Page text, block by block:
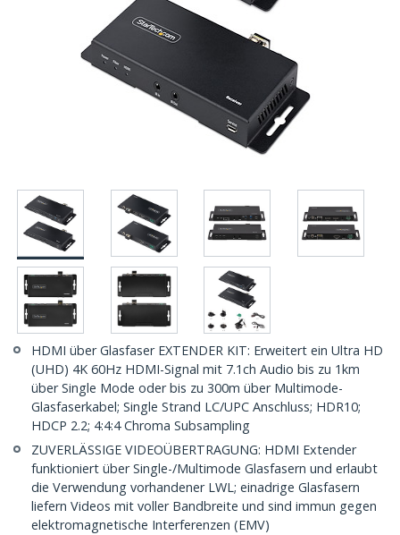
HDMI über Glasfaser EXTENDER KIT: Erweitert ein Ultra HD
(UHD) 4K 60Hz HDMI-Signal mit 7.1ch Audio bis zu 1km
über Single Mode oder bis zu 300m über Multimode-
Glasfaserkabel; Single Strand LC/UPC Anschluss; HDR10;
HDCP 2.2; 4:4:4 Chroma Subsampling
ZUVERLÄSSIGE VIDEOÜBERTRAGUNG: HDMI Extender
funktioniert über Single-/Multimode Glasfasern und erlaubt
die Verwendung vorhandener LWL; einadrige Glasfasern
liefern Videos mit voller Bandbreite und sind immun gegen
elektromagnetische Interferenzen (EMV)